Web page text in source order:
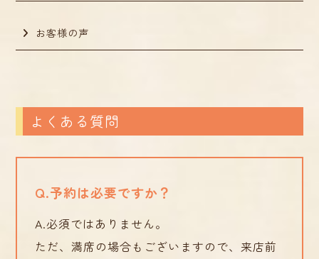
お客様の声
よくある質問
Q.予約は必要ですか？
A.必須ではありません。
ただ、満席の場合もございますので、来店前